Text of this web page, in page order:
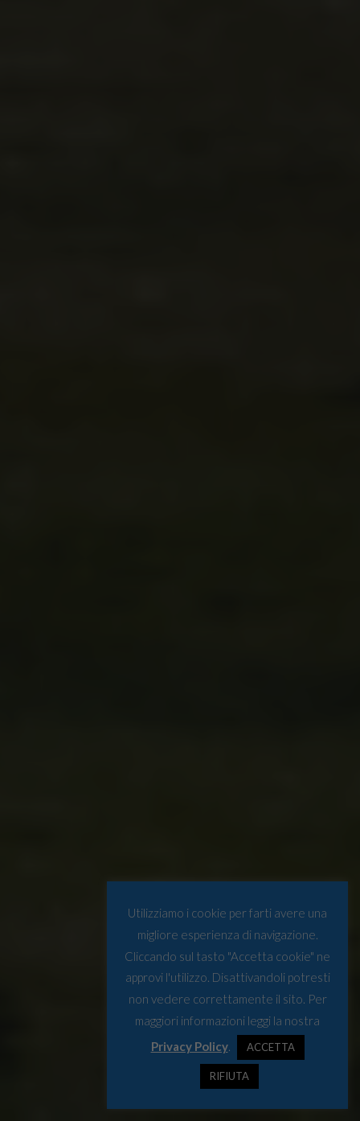
Utilizziamo i cookie per farti avere una
migliore esperienza di navigazione.
Cliccando sul tasto "Accetta cookie" ne
approvi l'utilizzo. Disattivandoli potresti
non vedere correttamente il sito. Per
maggiori informazioni leggi la nostra
Privacy Policy. ACCETTA
RIFIUTA